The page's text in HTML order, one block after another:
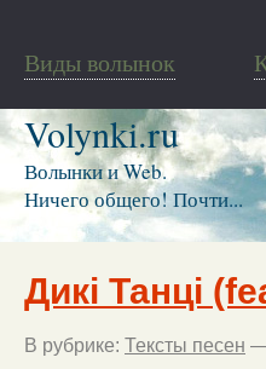
Виды волынок
Volynki.ru
Волынки и Web.
Ничего общего! Почти...
Дикі Танці
В рубрике: Тексты песен —